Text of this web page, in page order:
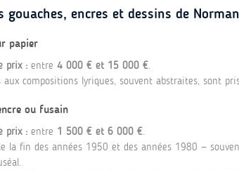
gouaches, encres et dessins de
papier
prix : entre 4 000 € et 15 000 €.
aux compositions lyriques, souvent abstraites, sont
ou fusain
prix : entre 1 500 € et 6 000 €.
la fin des années 1950 et des années 1980 —